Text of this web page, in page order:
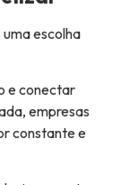
escolha
e conectar
empresas
constante e